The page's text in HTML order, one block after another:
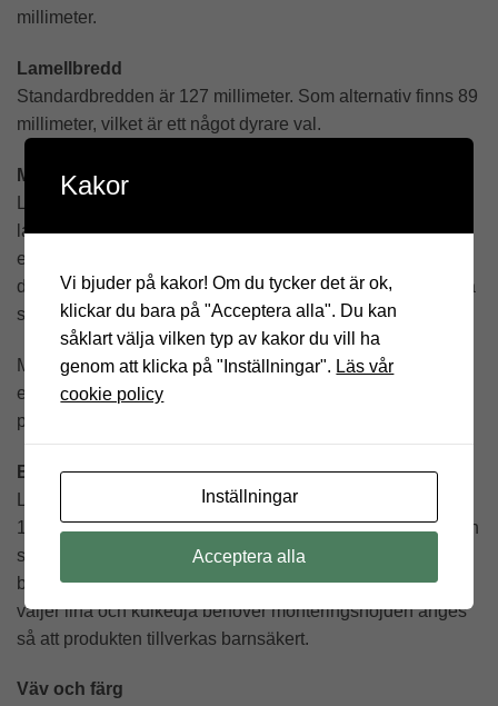
millimeter.
Lamellbredd
Standardbredden är 127 millimeter. Som alternativ finns 89
millimeter, vilket är ett något dyrare val.
Modell och manövrering
lamellpaket och reglage på samma sida, lamellpaket på
ena sidan och reglage på den motsatta, eller mittöppning
där två lamellpaket dras åt varsin sida med reglage på ena
sidan.
Manövrering kan ske med lina och kulkedja, med dragstav
eller med radiomotor och fjärrkontroll. Reglaget kan
placeras på vänster eller höger sida.
Barnsäkerhet
Lamellgardinen tillverkas alltid enligt standard SS-EN
13120:2009+A1:2014 ”Invändiga solskydd – funktions- och
säkerhetskrav”. Gardiner med dragstav eller motor är
barnsäkra eftersom inga lösa linor förekommer. Om du
väljer lina och kulkedja behöver monteringshöjden anges
så att produkten tillverkas barnsäkert.
Väv och färg
Kakor
Vi bjuder på kakor! Om du tycker det är ok,
klickar du bara på "Acceptera alla". Du kan
såklart välja vilken typ av kakor du vill ha
genom att klicka på "Inställningar". Läs vår
cookie policy
Inställningar
Acceptera alla